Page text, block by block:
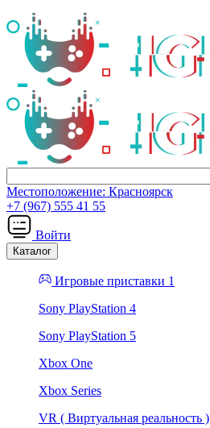
Местоположение: Красноярск
+7 (967) 555 41 55
Войти
Каталог
Игровые приставки 1
Sony PlayStation 4
Sony PlayStation 5
Xbox One
Xbox Series
VR ( Виртуальная реальность )